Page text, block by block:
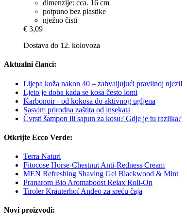
dimenzije: cca. 16 cm
potpuno bez plastike
nježno čisti
€ 3,09
Dostava do 12. kolovoza
Aktualni članci:
Lijepa koža nakon 40 – zahvaljujući pravilnoj njezi!
Ljeto je doba kada se kosa često lomi
Karbonoir - od kokosa do aktivnog ugljena
Sasvim prirodna zaštita od insekata
Čvrsti šampon ili sapun za kosu? Gdje je tu razlika?
Otkrijte Ecco Verde:
Terra Naturi
Fitocose Horse-Chestnut Anti-Redness Cream
MEN Refreshing Shaving Gel Blackwood & Mint
Pranarom Bio Aromaboost Relax Roll-On
Tiroler Kräuterhof Anđeo za sreću čaja
Novi proizvodi: